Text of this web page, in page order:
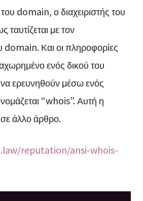
domain, ο διαχειριστής του
με τον
domain. Και οι πληροφορίες
ενός δικού του
ερευνηθούν μέσω ενός
“whois”. Αυτή η
σε άλλο άρθρο.
reputation/ansi-whois-